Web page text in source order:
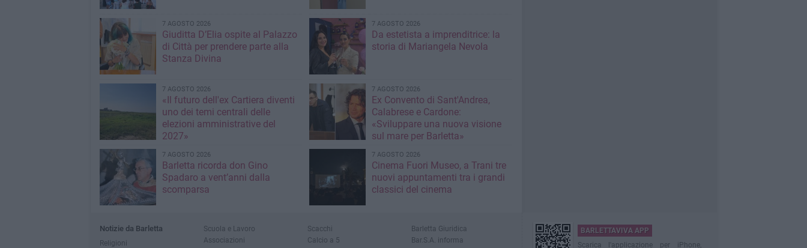
7 AGOSTO 2026
Giuditta D’Elia ospite al Palazzo
di Città per prendere parte alla
Stanza Divina
7 AGOSTO 2026
Da estetista a imprenditrice: la
storia di Mariangela Nevola
7 AGOSTO 2026
«Il futuro dell'ex Cartiera diventi
uno dei temi centrali delle
elezioni amministrative del
2027»
7 AGOSTO 2026
Ex Convento di Sant'Andrea,
Calabrese e Cardone:
«Sviluppare una nuova visione
sul mare per Barletta»
7 AGOSTO 2026
Barletta ricorda don Gino
Spadaro a vent’anni dalla
scomparsa
7 AGOSTO 2026
Cinema Fuori Museo, a Trani tre
nuovi appuntamenti tra i grandi
classici del cinema
Notizie da Barletta
Religioni
Scuola e Lavoro
Associazioni
Scacchi
Calcio a 5
Barletta Giuridica
Bar.S.A. informa
BARLETTAVIVA APP
Scarica l'applicazione per iPhone,